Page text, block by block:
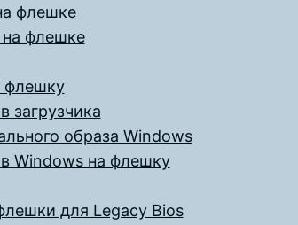
флешке
на флешке
флешку
загрузчика
образа Windows
Windows на флешку
для Legacy Bios